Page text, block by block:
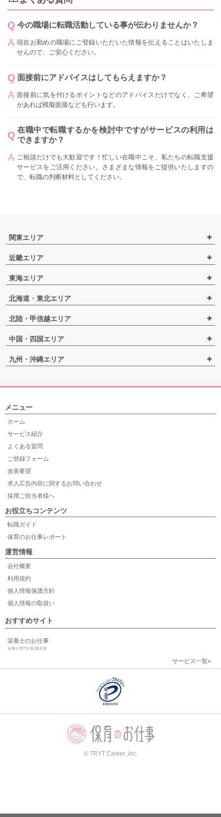
今の職場に転職活動している事が伝わりませんか？
現在お勤めの職場にご登録いただいた情報を伝えることはいたしま
せんので、ご安心ください。
面接前にアドバイスはしてもらえますか？
面接前に気を付けるポイントなどのアドバイスだけでなく、ご希望
があれば模擬面接なども行います。
在職中で転職するかを検討中ですがサービスの利用は
できますか？
ご相談だけでも大歓迎です！忙しい在職中こそ、私たちの転職支援
サービスをご活用ください。さまざまな情報をご提供いたしますの
で、転職の判断材料としてください。
関東エリア
近畿エリア
東海エリア
北海道・東北エリア
北陸・甲信越エリア
中国・四国エリア
九州・沖縄エリア
メニュー
ホーム
サービス紹介
よくある質問
ご登録フォーム
改善要望
求人広告内容に関するお問い合わせ
採用ご担当者様へ
お役立ちコンテンツ
転職ガイド
保育のお仕事レポート
運営情報
会社概要
利用規約
個人情報保護方針
個人情報の取扱い
おすすめサイト
栄養士のお仕事
栄養士専門の転職支援
サービス一覧»
© TRYT Career ,Inc.